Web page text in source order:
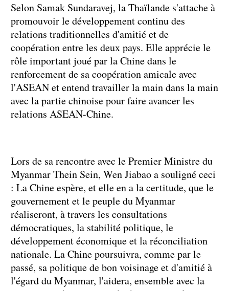
Selon Samak Sundaravej, la Thaïlande s'attache à
promouvoir le développement continu des
relations traditionnelles d'amitié et de
coopération entre les deux pays. Elle apprécie le
rôle important joué par la Chine dans le
renforcement de sa coopération amicale avec
l'ASEAN et entend travailler la main dans la main
avec la partie chinoise pour faire avancer les
relations ASEAN-Chine.
Lors de sa rencontre avec le Premier Ministre du
Myanmar Thein Sein, Wen Jiabao a souligné ceci
: La Chine espère, et elle en a la certitude, que le
gouvernement et le peuple du Myanmar
réaliseront, à travers les consultations
démocratiques, la stabilité politique, le
développement économique et la réconciliation
nationale. La Chine poursuivra, comme par le
passé, sa politique de bon voisinage et d'amitié à
l'égard du Myanmar, l'aidera, ensemble avec la